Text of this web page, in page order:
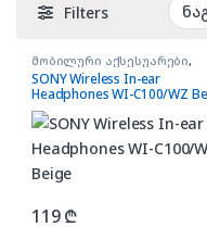
Filters
მობილური აქსესუარები,
ყურსასმენები EARPHONES
SONY Wireless In-ear
Headphones WI-C100/WZ
119₾